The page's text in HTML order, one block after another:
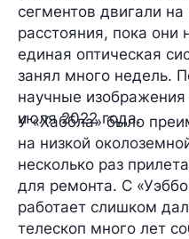
сегментов двигали
расстояния, пока они
единая оптическая
занял много недель.
научные изображения
июля 2022 года.
У «Хаббла» было
на низкой
несколько раз
для ремонта. С
работает слишком
телескоп много лет